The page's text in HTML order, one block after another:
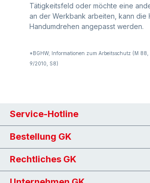
Tätigkeitsfeld oder möchte eine
an der Werkbank arbeiten, kann die
Handumdrehen angepasst werden.
*BGHW; Informationen zum Arbeitsschutz (M 88,
9/2010, S8)
Service-Hotline
Bestellung GK
Rechtliches GK